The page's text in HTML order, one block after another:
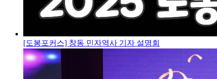
[도봉포커스] 창동 민자역사 기자 설명회